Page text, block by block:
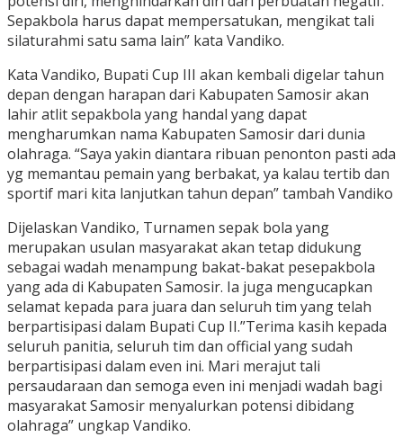
Sepakbola harus dapat mempersatukan, mengikat tali
silaturahmi satu sama lain” kata Vandiko.
Kata Vandiko, Bupati Cup III akan kembali digelar tahun
depan dengan harapan dari Kabupaten Samosir akan
lahir atlit sepakbola yang handal yang dapat
mengharumkan nama Kabupaten Samosir dari dunia
olahraga. “Saya yakin diantara ribuan penonton pasti ada
yg memantau pemain yang berbakat, ya kalau tertib dan
sportif mari kita lanjutkan tahun depan” tambah Vandiko
Dijelaskan Vandiko, Turnamen sepak bola yang
merupakan usulan masyarakat akan tetap didukung
sebagai wadah menampung bakat-bakat pesepakbola
yang ada di Kabupaten Samosir. Ia juga mengucapkan
selamat kepada para juara dan seluruh tim yang telah
berpartisipasi dalam Bupati Cup II.”Terima kasih kepada
seluruh panitia, seluruh tim dan official yang sudah
berpartisipasi dalam even ini. Mari merajut tali
persaudaraan dan semoga even ini menjadi wadah bagi
masyarakat Samosir menyalurkan potensi dibidang
olahraga” ungkap Vandiko.